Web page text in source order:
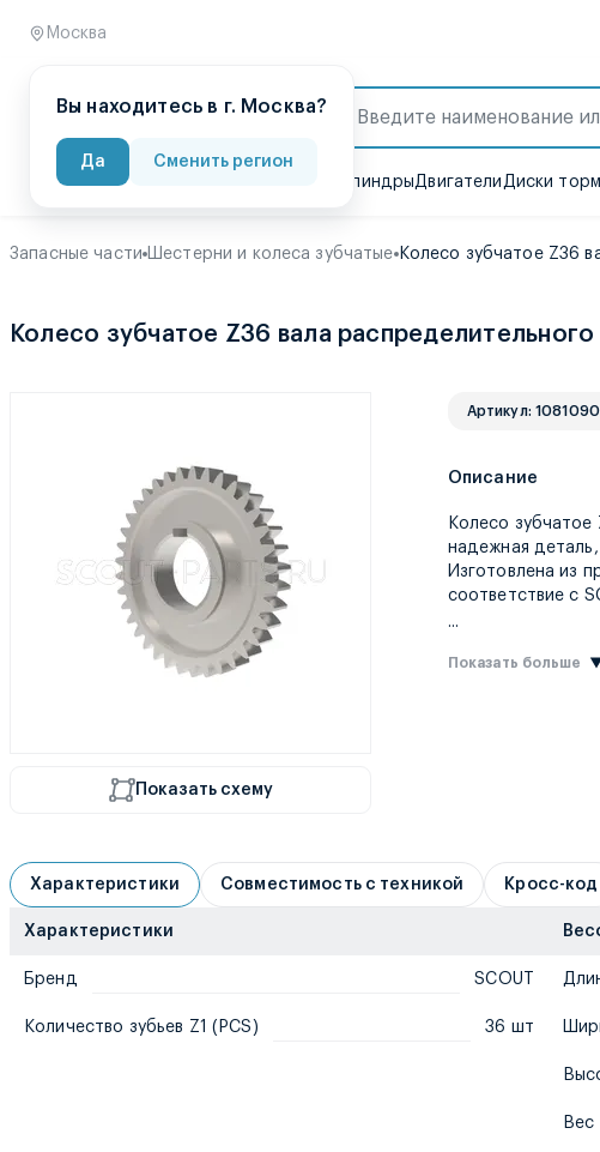
Москва
Вы находитесь в г. Москва?
Да Сменить регион
Каталог
Валы карданные ГидроцилиндрыДвигателиДиски
Запасные части Шестерни и колеса зубчатые Колесо зубчатое Z36
Колесо зубчатое Z36 вала распределительного
Показать схему
Артикул:
Описание
Колесо зубчатое
надежная
Изготовлена из
соответствие с
...
Показать больше
Характеристики Совместимость с техникой Кросс-код
Характеристики
Бренд SCOUT
Количество зубьев Z1 (PCS) 36 шт
Вес